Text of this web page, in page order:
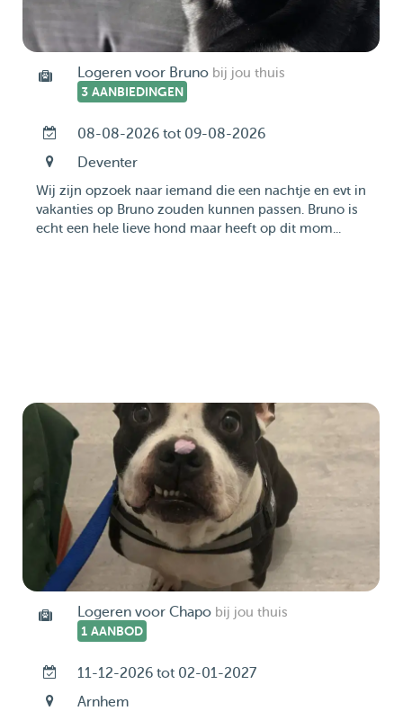
Logeren voor Bruno bij jou thuis
3 AANBIEDINGEN
08-08-2026 tot 09-08-2026
Deventer
Wij zijn opzoek naar iemand die een nachtje en evt in
vakanties op Bruno zouden kunnen passen. Bruno is
echt een hele lieve hond maar heeft op dit mom...
Logeren voor Chapo bij jou thuis
1 AANBOD
11-12-2026 tot 02-01-2027
Arnhem